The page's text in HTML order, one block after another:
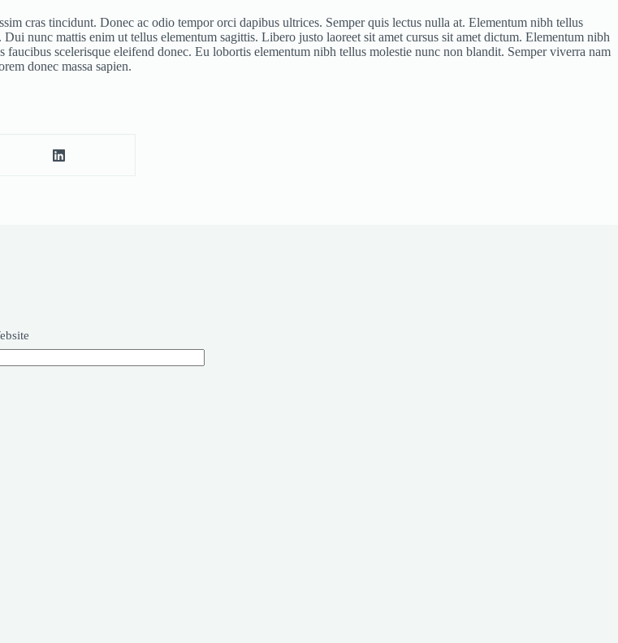
cras tincidunt. Donec ac odio tempor orci dapibus ultrices. Semper quis lectus nulla at. Elementum nibh tellus
nunc mattis enim ut tellus elementum sagittis. Libero justo laoreet sit amet cursus sit amet dictum. Elementum nibh
scelerisque eleifend donec. Eu lobortis elementum nibh tellus molestie nunc non blandit. Semper viverra nam
donec massa sapien.